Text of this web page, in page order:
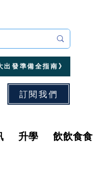
發準備全指南》
訂閱我們
升學 飲飲食食